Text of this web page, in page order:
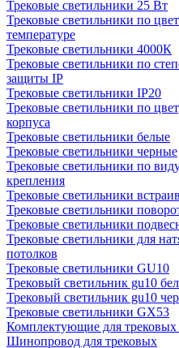
Трековые светильники 25 Вт
Трековые светильники по
температуре
Трековые светильники 4000К
Трековые светильники по
защиты IP
Трековые светильники IP20
Трековые светильники по
корпуса
Трековые светильники белые
Трековые светильники черные
Трековые светильники по
крепления
Трековые светильники
Трековые светильники
Трековые светильники
Трековые светильники для
потолков
Трековые светильники GU10
Трековый светильник gu10
Трековый светильник gu10
Трековые светильники GX53
Комплектующие для трековых
Шинопровод для трековых